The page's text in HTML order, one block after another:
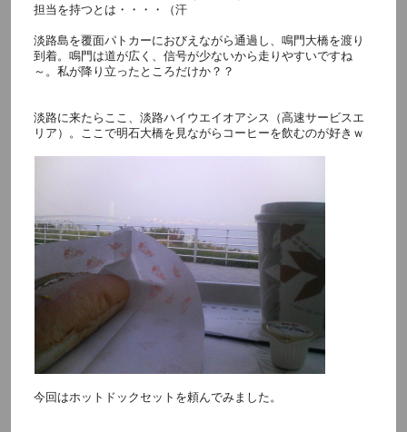
担当を持つとは・・・・（汗
淡路島を覆面パトカーにおびえながら通過し、鳴門大橋を渡り
到着。鳴門は道が広く、信号が少ないから走りやすいですね
～。私が降り立ったところだけか？？
淡路に来たらここ、淡路ハイウエイオアシス（高速サービスエ
リア）。ここで明石大橋を見ながらコーヒーを飲むのが好きｗ
今回はホットドックセットを頼んでみました。